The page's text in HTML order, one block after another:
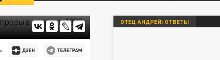
ОТЕЦ АНДРЕЙ: ОТВЕТЫ